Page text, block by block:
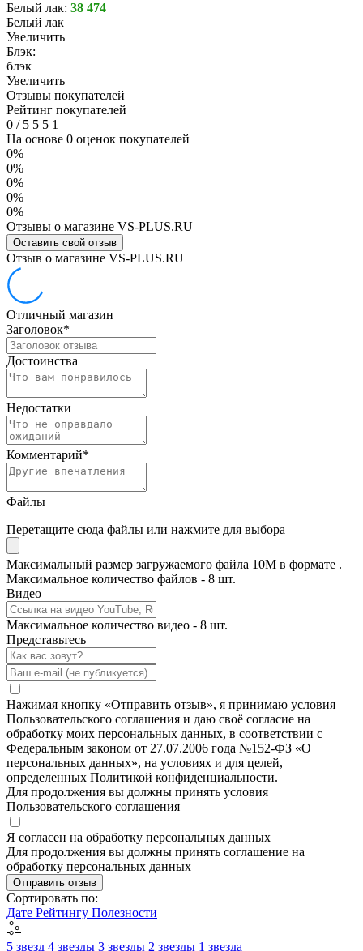
Белый лак: 38 474
Белый лак
Увеличить
Блэк:
блэк
Увеличить
Отзывы покупателей
Рейтинг покупателей
0 /5 5 5 1
На основе 0 оценок покупателей
0%
0%
0%
0%
0%
Отзывы о магазине VS-PLUS.RU
Оставить свой отзыв
Отзыв о магазине VS-PLUS.RU
Отличный магазин
Заголовок*
Достоинства
Недостатки
Комментарий*
Файлы
Перетащите сюда файлы или нажмите для выбора
Максимальный размер загружаемого файла 10M в формате .
Максимальное количество файлов - 8 шт.
Видео
Максимальное количество видео - 8 шт.
Представьтесь
Нажимая кнопку «Отправить отзыв», я принимаю условия
Пользовательского соглашения и даю своё согласие на
обработку моих персональных данных, в соответствии с
Федеральным законом от 27.07.2006 года №152-ФЗ «О
персональных данных», на условиях и для целей,
определенных Политикой конфиденциальности.
Для продолжения вы должны принять условия
Пользовательского соглашения
Я согласен на обработку персональных данных
Для продолжения вы должны принять соглашение на
обработку персональных данных
Отправить отзыв
Сортировать по:
Дате Рейтингу Полезности
5 звезд 4 звезды 3 звезды 2 звезды 1 звезда